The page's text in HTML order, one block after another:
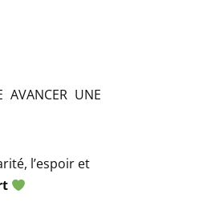
AVANCER UNE
l’espoir et